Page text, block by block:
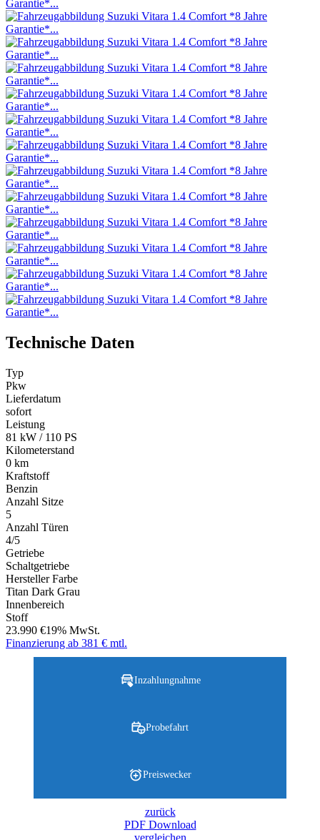
Technische Daten
Typ
Pkw
Lieferdatum
sofort
Leistung
81 kW / 110 PS
Kilometerstand
0 km
Kraftstoff
Benzin
Anzahl Sitze
5
Anzahl Türen
4/5
Getriebe
Schaltgetriebe
Hersteller Farbe
Titan Dark Grau
Innenbereich
Stoff
23.990 €19% MwSt.
Finanzierung ab 381 € mtl.
Inzahlungnahme
Probefahrt
Preiswecker
zurück
PDF Download
vergleichen